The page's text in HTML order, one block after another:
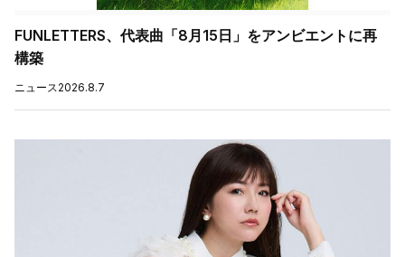
FUNLETTERS、代表曲「8月15日」をアンビエントに再
構築
ニュース 2026.8.7